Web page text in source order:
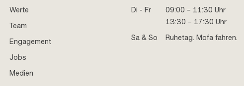
Werte
Team
Engagement
Jobs
Medien
Di - Fr
09:00 – 11:30 Uhr
13:30 – 17:30 Uhr
Sa & So
Ruhetag. Mofa fahren.